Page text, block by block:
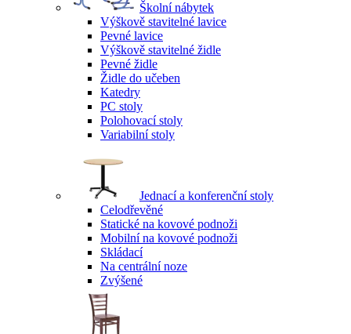
Školní nábytek
Výškově stavitelné lavice
Pevné lavice
Výškově stavitelné židle
Pevné židle
Židle do učeben
Katedry
PC stoly
Polohovací stoly
Variabilní stoly
Jednací a konferenční stoly
Celodřevěné
Statické na kovové podnoži
Mobilní na kovové podnoži
Skládací
Na centrální noze
Zvýšené